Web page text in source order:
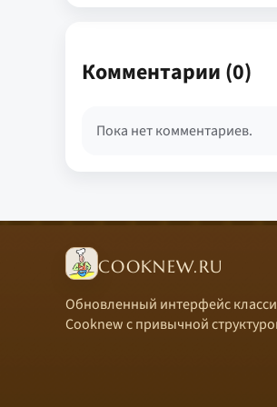
Комментарии (0)
Пока нет комментариев.
COOKNEW.RU
Обновленный интерфейс
Cooknew с привычной